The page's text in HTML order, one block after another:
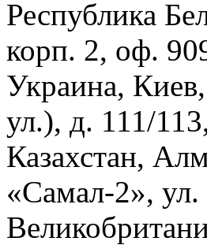
Республика
корп. 2, оф.
Украина,
ул.), д. 111/
Казахстан,
«Самал-2»,